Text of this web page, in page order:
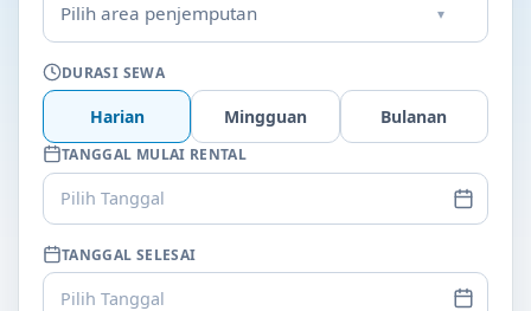
Pilih area penjemputan ▾
DURASI SEWA
Harian Mingguan Bulanan
TANGGAL MULAI RENTAL
Pilih Tanggal
TANGGAL SELESAI
Pilih Tanggal